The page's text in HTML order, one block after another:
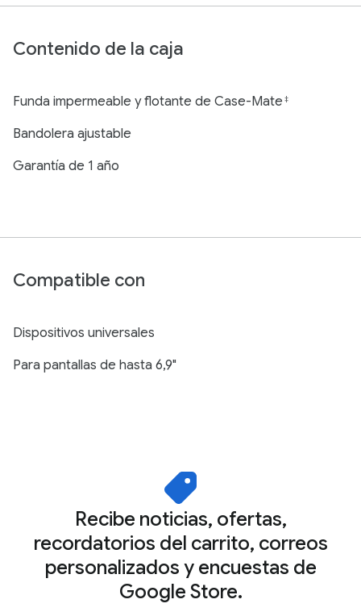
Contenido de la caja
Funda impermeable y flotante de Case-Mate ‡
Bandolera ajustable
Garantía de 1 año
Compatible con
Dispositivos universales
Para pantallas de hasta 6,9"
Recibe noticias, ofertas,
recordatorios del carrito, correos
personalizados y encuestas de
Google Store.